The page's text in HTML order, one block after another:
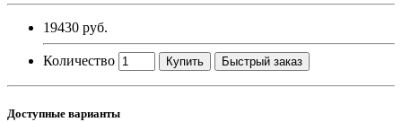
19430 руб.
Количество Купить Быстрый заказ
Доступные варианты